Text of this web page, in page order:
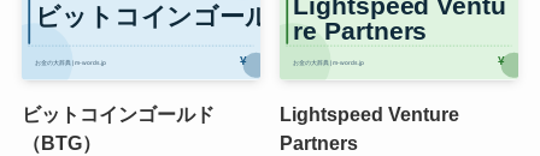
ビットコインゴールド
（BTG）
Lightspeed Venture
Partners